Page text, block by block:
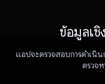
ข้อมูลเชิ
แอปจะตรวจสอบการดำเนิ
ตรวจ